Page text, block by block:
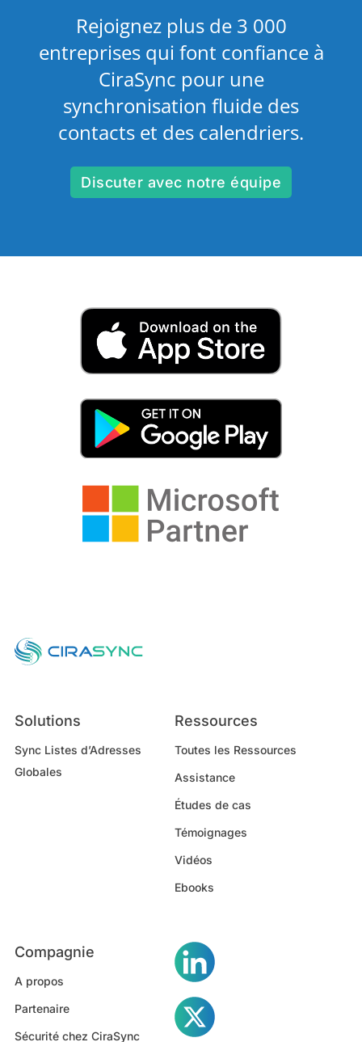
Rejoignez plus de 3 000
entreprises qui font confiance à
CiraSync pour une
synchronisation fluide des
contacts et des calendriers.
Discuter avec notre équipe
Solutions
Sync Listes d’Adresses
Globales
Ressources
Toutes les Ressources
Assistance
Études de cas
Témoignages
Vidéos
Ebooks
Compagnie
A propos
Partenaire
Sécurité chez CiraSync